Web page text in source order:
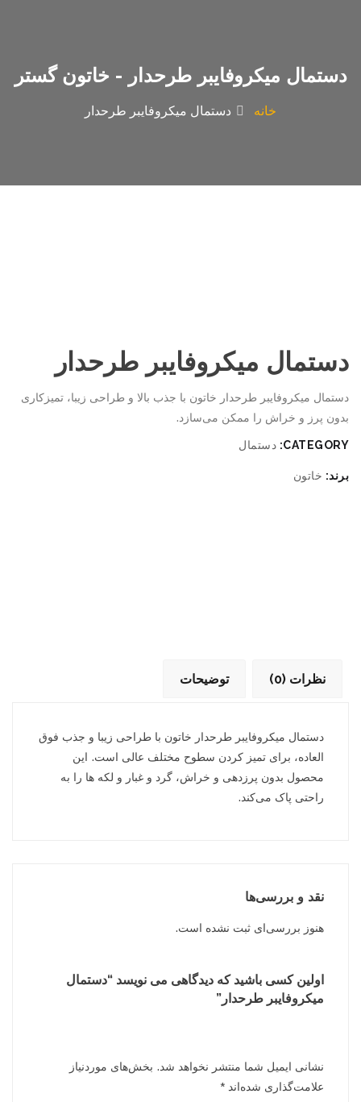
دستمال میکروفایبر طرحدار - خاتون گستر
خانه دستمال میکروفایبر طرحدار
دستمال میکروفایبر طرحدار
دستمال میکروفایبر طرحدار خاتون با جذب بالا و طراحی زیبا، تمیزکاری
بدون پرز و خراش را ممکن می‌سازد.
CATEGORY: دستمال
برند: خاتون
توضیحات نظرات (0)
دستمال میکروفایبر طرحدار خاتون با طراحی زیبا و جذب فوق
العاده، برای تمیز کردن سطوح مختلف عالی است. این
محصول بدون پرزدهی و خراش، گرد و غبار و لکه ها را به
راحتی پاک می‌کند.
نقد و بررسی‌ها
هنوز بررسی‌ای ثبت نشده است.
اولین کسی باشید که دیدگاهی می نویسد “دستمال
میکروفایبر طرحدار”
نشانی ایمیل شما منتشر نخواهد شد. بخش‌های موردنیاز
علامت‌گذاری شده‌اند *